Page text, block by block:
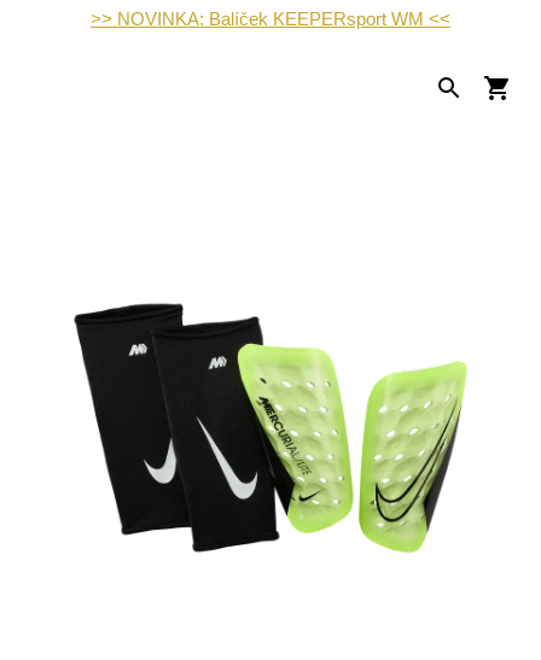
>> NOVINKA: Balíček KEEPERsport WM <<